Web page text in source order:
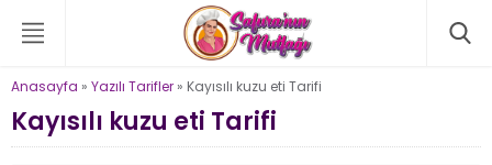
Anasayfa » Yazılı Tarifler » Kayısılı kuzu eti Tarifi
Kayısılı kuzu eti Tarifi